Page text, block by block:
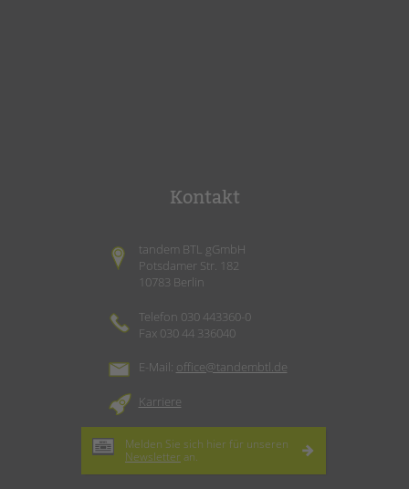
Kontakt
tandem BTL gGmbH
Potsdamer Str. 182
10783 Berlin
Telefon 030 443360-0
Fax 030 44 336040
E-Mail: office@tandembtl.de
Karriere
Melden Sie sich hier für unseren
Newsletter an.